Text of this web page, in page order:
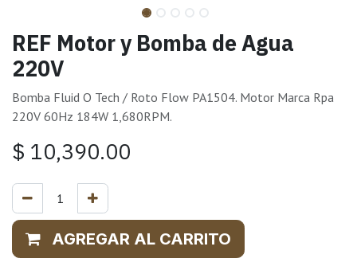
REF Motor y Bomba de Agua
220V
Bomba Fluid O Tech / Roto Flow PA1504. Motor Marca Rpa
220V 60Hz 184W 1,680RPM.
$ 10,390.00
AGREGAR AL CARRITO